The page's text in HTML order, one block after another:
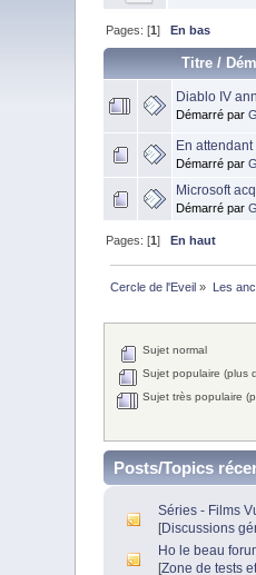
Pages: [1]En bas
Titre /
Diablo IV
Démarré par
En
Démarré par
Microsoft
Démarré par
Pages: [1]En haut
Cercle de l'Eveil » Les
Sujet normal
Sujet populaire (plus
Sujet très populaire
Posts/Topics
Séries - Films
[Discussions
Ho le beau
[Zone de tests